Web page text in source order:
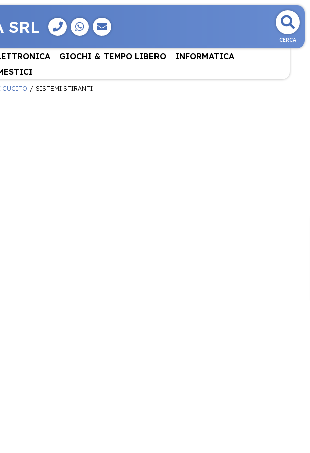
SRL
CERCA
GIOCHI & TEMPO LIBERO
INFORMATICA
CUCITO SISTEMI STIRANTI